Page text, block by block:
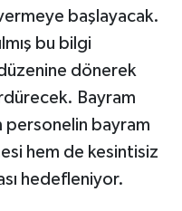
başlayacak.
bu bilgi
dönerek
Bayram
personelin bayram
hem de kesintisiz
hedefleniyor.